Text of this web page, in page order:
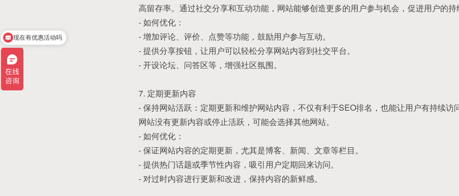
高留存率。通过社交分享和互动功能，网站能够创造更多的用户参与机会，促进用户的持
- 如何优化：
- 增加评论、评价、点赞等功能，鼓励用户参与互动。
- 提供分享按钮，让用户可以轻松分享网站内容到社交平台。
- 开设论坛、问答区等，增强社区氛围。
7. 定期更新内容
- 保持网站活跃：定期更新和维护网站内容，不仅有利于SEO排名，也能让用户有持续访
网站没有更新内容或停止活跃，可能会选择其他网站。
- 如何优化：
- 保证网站内容的定期更新，尤其是博客、新闻、文章等栏目。
- 提供热门话题或季节性内容，吸引用户定期回来访问。
- 对过时内容进行更新和改进，保持内容的新鲜感。
小程序开发多少钱
现在有优惠活动吗